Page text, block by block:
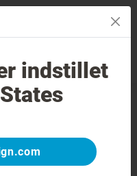
Find en behandler
men andre
indstillet